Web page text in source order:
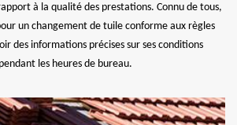
à la qualité des prestations. Connu de tous,
un changement de tuile conforme aux règles
des informations précises sur ses conditions
les heures de bureau.